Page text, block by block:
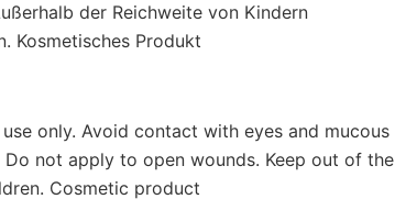
der Reichweite von Kindern
Kosmetisches Produkt
only. Avoid contact with eyes and mucous
Do not apply to open wounds. Keep out of the
Cosmetic product